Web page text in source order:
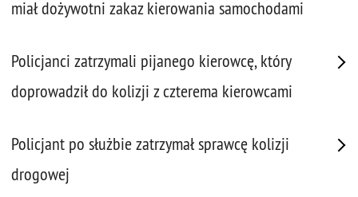
miał dożywotni zakaz kierowania samochodami
Policjanci zatrzymali pijanego kierowcę, który
doprowadził do kolizji z czterema kierowcami
Policjant po służbie zatrzymał sprawcę kolizji
drogowej